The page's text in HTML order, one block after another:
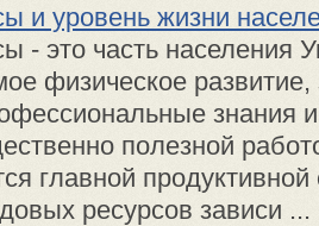
и уровень жизни
- это часть населения
физическое развитие,
знания
полезной
главной
ресурсов зависи ...